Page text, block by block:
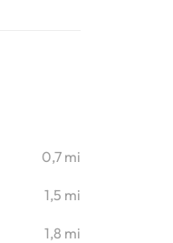
0,7 mi
1,5 mi
1,8 mi